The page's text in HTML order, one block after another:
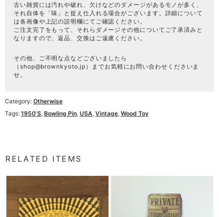
古い雑貨には汚れや破れ、欠けなどのダメージがあるモノが多く、
それ自体を「味」と捉え仕入れる場合がございます。詳細について
は各画像や上記の説明欄にてご確認ください。
ご注文完了をもって、それらダメージその他についてご了承済みと
なりますので、返品、交換はご遠慮ください。
その他、ご不明な点などございましたら
（ shop@brownkyoto.jp ）までお気軽にお問い合わせくださいま
せ。
Category: Otherwise
Tags: 1950’s, Bowling Pin, USA, Vintage, Wood Toy
RELATED ITEMS